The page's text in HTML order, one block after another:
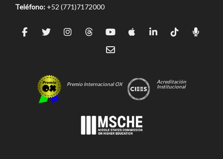
Teléfono: +52 (771)7172000
Premio Internacional OX
Acreditación
Institucional